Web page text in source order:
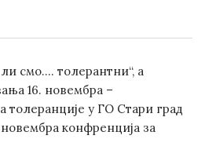
смо…. толерантни“, а
16. новембра –
толеранције у ГО Стари град
новембра конфренција за